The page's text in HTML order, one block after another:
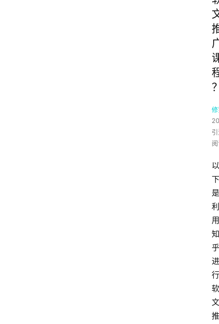
以
下
是
利
用
知
乎
进
行
软
文
推